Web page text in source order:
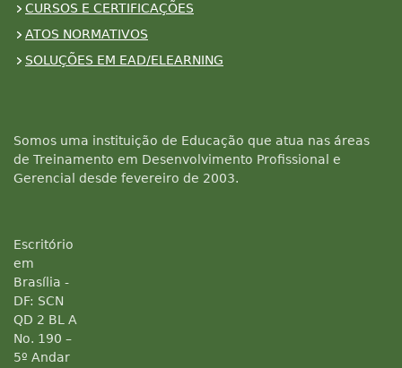
CURSOS E CERTIFICAÇÕES
ATOS NORMATIVOS
SOLUÇÕES EM EAD/ELEARNING
Somos uma instituição de Educação que atua nas áreas
de Treinamento em Desenvolvimento Profissional e
Gerencial desde fevereiro de 2003.
Escritório
em
Brasília -
DF: SCN
QD 2 BL A
No. 190 –
5º Andar